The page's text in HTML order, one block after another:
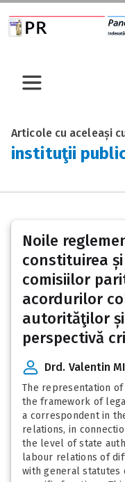
Articole cu aceleași
instituţii
Noile
constituirea
comisiilor
acordurilor
autorităţilor
perspectivă
Drd. Valentin
The representation
the framework of
a correspondent in
relations, in
the level of state
labour relations of
with general statutes